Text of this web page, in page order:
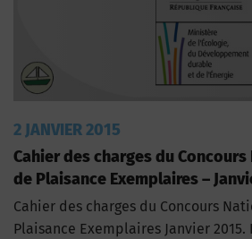
2 JANVIER 2015
Cahier des charges du
de Plaisance Exemplaires –
Cahier des charges du Concours
Plaisance Exemplaires Janvier